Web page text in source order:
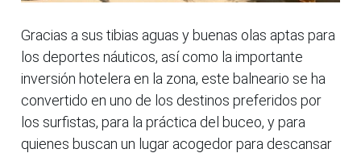
Gracias a sus tibias aguas y buenas olas aptas para
los deportes náuticos, así como la importante
inversión hotelera en la zona, este balneario se ha
convertido en uno de los destinos preferidos por
los surfistas, para la práctica del buceo, y para
quienes buscan un lugar acogedor para descansar